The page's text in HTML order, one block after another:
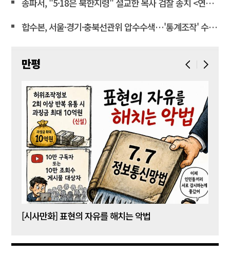
송파서, "5·18은 북한지령" 설교한 목사 검찰 송치 <연합뉴스>
합수본, 서울·경기·충북선관위 압수수색…'통계조작' 수사확대
만평
[시사만화] 표현의 자유를 해치는 악법